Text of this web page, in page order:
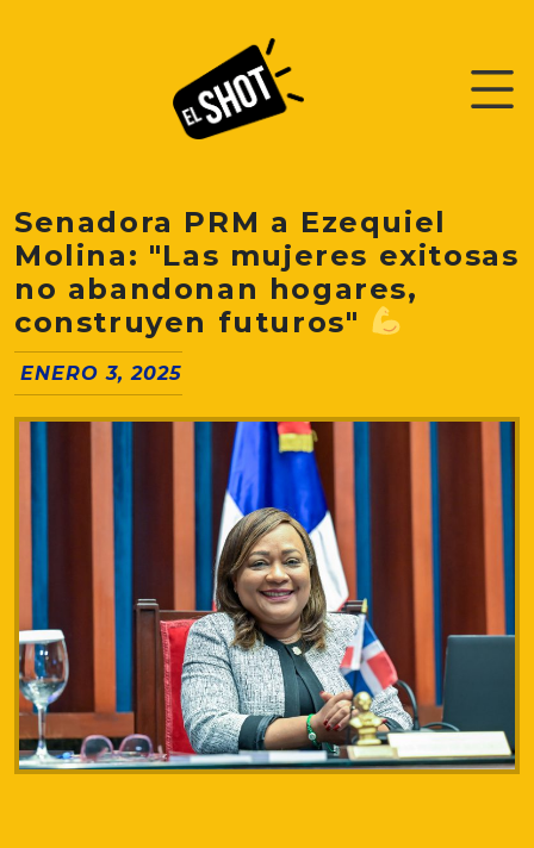
Senadora PRM a Ezequiel
Molina: "Las mujeres exitosas
no abandonan hogares,
construyen futuros"
ENERO 3, 2025